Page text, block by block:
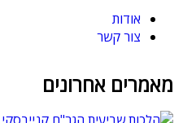
אודות
צור קשר
מאמרים אחרונים